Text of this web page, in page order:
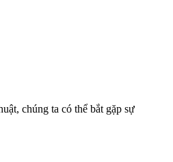
chúng ta có thể bắt gặp sự